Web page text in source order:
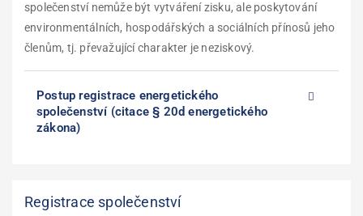
společenství nemůže být vytváření zisku, ale poskytování
environmentálních, hospodářských a sociálních přínosů jeho
členům, tj. převažující charakter je neziskový.
Postup registrace energetického
společenství (citace § 20d energetického
zákona)
Registrace společenství